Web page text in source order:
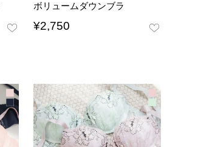
ボリュームダウンブラ
¥2,750